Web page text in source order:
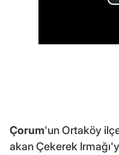
Çorum'un Ortaköy
akan Çekerek